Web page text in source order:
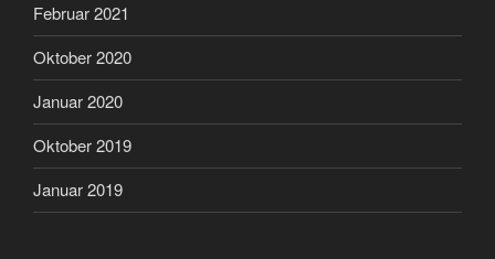
Februar 2021
Oktober 2020
Januar 2020
Oktober 2019
Januar 2019